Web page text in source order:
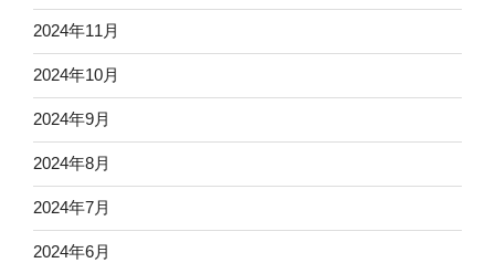
2024年11月
2024年10月
2024年9月
2024年8月
2024年7月
2024年6月